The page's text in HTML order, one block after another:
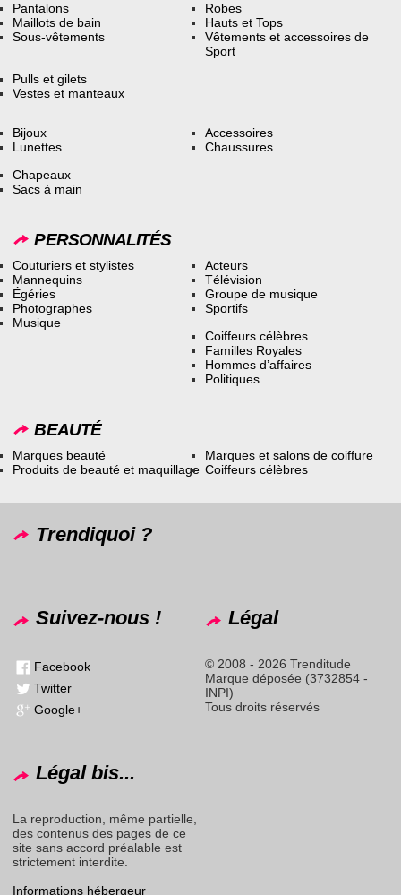
Pantalons
Maillots de bain
Sous-vêtements
Robes
Hauts et Tops
Vêtements et accessoires de
Sport
Pulls et gilets
Vestes et manteaux
Bijoux
Lunettes
Accessoires
Chaussures
Chapeaux
Sacs à main
PERSONNALITÉS
Couturiers et stylistes
Mannequins
Égéries
Photographes
Musique
Acteurs
Télévision
Groupe de musique
Sportifs
Coiffeurs célèbres
Familles Royales
Hommes d’affaires
Politiques
BEAUTÉ
Marques beauté
Produits de beauté et maquillage
Marques et salons de coiffure
Coiffeurs célèbres
Trendiquoi ?
Suivez-nous !
Facebook
Twitter
Google+
Légal
© 2008 - 2026 Trenditude
Marque déposée (3732854 -
INPI)
Tous droits réservés
Légal bis...
La reproduction, même partielle,
des contenus des pages de ce
site sans accord préalable est
strictement interdite.
Informations hébergeur